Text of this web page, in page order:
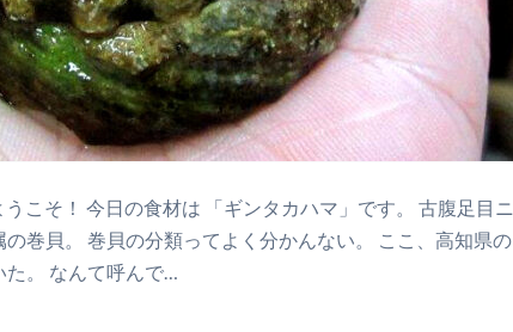
こそ！ 今日の食材は 「ギンタカハマ」です。 古腹足目ニ
巻貝。 巻貝の分類ってよく分かんない。 ここ、高知県の
た。 なんて呼んで…